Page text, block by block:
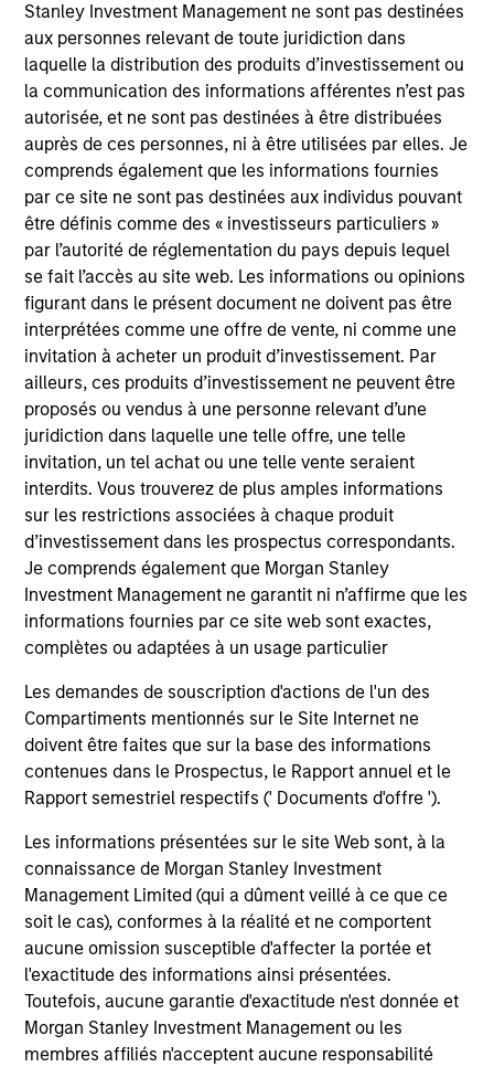
Stanley Investment Management ne sont pas destinées
aux personnes relevant de toute juridiction dans
laquelle la distribution des produits d’investissement ou
la communication des informations afférentes n’est pas
autorisée, et ne sont pas destinées à être distribuées
auprès de ces personnes, ni à être utilisées par elles. Je
comprends également que les informations fournies
par ce site ne sont pas destinées aux individus pouvant
être définis comme des « investisseurs particuliers »
par l’autorité de réglementation du pays depuis lequel
se fait l’accès au site web. Les informations ou opinions
figurant dans le présent document ne doivent pas être
interprétées comme une offre de vente, ni comme une
invitation à acheter un produit d’investissement. Par
ailleurs, ces produits d’investissement ne peuvent être
proposés ou vendus à une personne relevant d’une
juridiction dans laquelle une telle offre, une telle
invitation, un tel achat ou une telle vente seraient
interdits. Vous trouverez de plus amples informations
sur les restrictions associées à chaque produit
d’investissement dans les prospectus correspondants.
Je comprends également que Morgan Stanley
Investment Management ne garantit ni n’affirme que les
informations fournies par ce site web sont exactes,
complètes ou adaptées à un usage particulier
Les demandes de souscription d'actions de l'un des
Compartiments mentionnés sur le Site Internet ne
doivent être faites que sur la base des informations
contenues dans le Prospectus, le Rapport annuel et le
Rapport semestriel respectifs (' Documents d'offre ').
Les informations présentées sur le site Web sont, à la
connaissance de Morgan Stanley Investment
Management Limited (qui a dûment veillé à ce que ce
soit le cas), conformes à la réalité et ne comportent
aucune omission susceptible d'affecter la portée et
l'exactitude des informations ainsi présentées.
Toutefois, aucune garantie d'exactitude n'est donnée et
Morgan Stanley Investment Management ou les
membres affiliés n'acceptent aucune responsabilité
>90%TYPICAL ACTIVE SHARE
Differentiators
1
ALIGNED WITH CLIENTS
Counterpoint Global’s long-term incentive compensation
program requires investors to allocate a significant
portion of deferred compensation into the portfolios they
manage.
2
CROSS-DISCIPLINARY THINKING AND
RESEARCH INTO EMERGING THEMES
research are unique in an industry that leans toward
specialization. They promote cross-disciplinary thinking
where investors follow areas with distinctly different
business models.
3
CULTURE
Counterpoint Global has a distinctive culture that
encourages innovation, evolution and continued learning.
4